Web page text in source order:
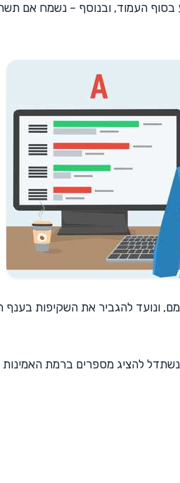
בסוף העמוד, ובנוסף – נשמח אם
ונועד להגביר את השקיפות בענף
להציג מספרים ברמת